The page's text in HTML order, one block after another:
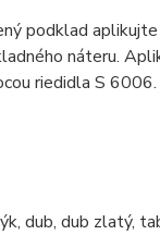
podklad
náteru.
riedidla S 6006.
dub, dub zlatý,